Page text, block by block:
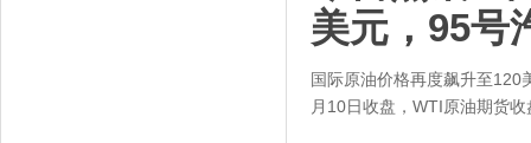
美元，95号
国际原油价格再度飙升至120
月10日收盘，WTI原油期货